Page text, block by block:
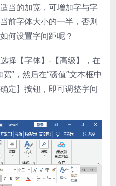
当的加宽，可增加字与字
前字体大小的一半，否则
何设置字间距呢？
择【字体】-【高级】，在
”，然后在“磅值”文本框中
定】按钮，即可调整字间